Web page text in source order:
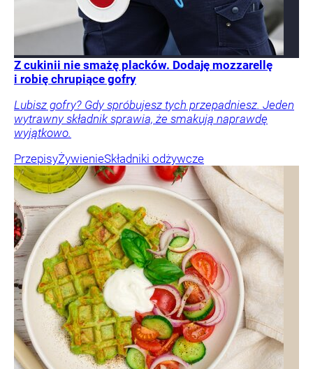
Z cukinii nie smażę placków. Dodaję mozzarellę
i robię chrupiące gofry
Lubisz gofry? Gdy spróbujesz tych przepadniesz. Jeden
wytrawny składnik sprawia, że smakują naprawdę
wyjątkowo.
PrzepisyŻywienieSkładniki odżywcze